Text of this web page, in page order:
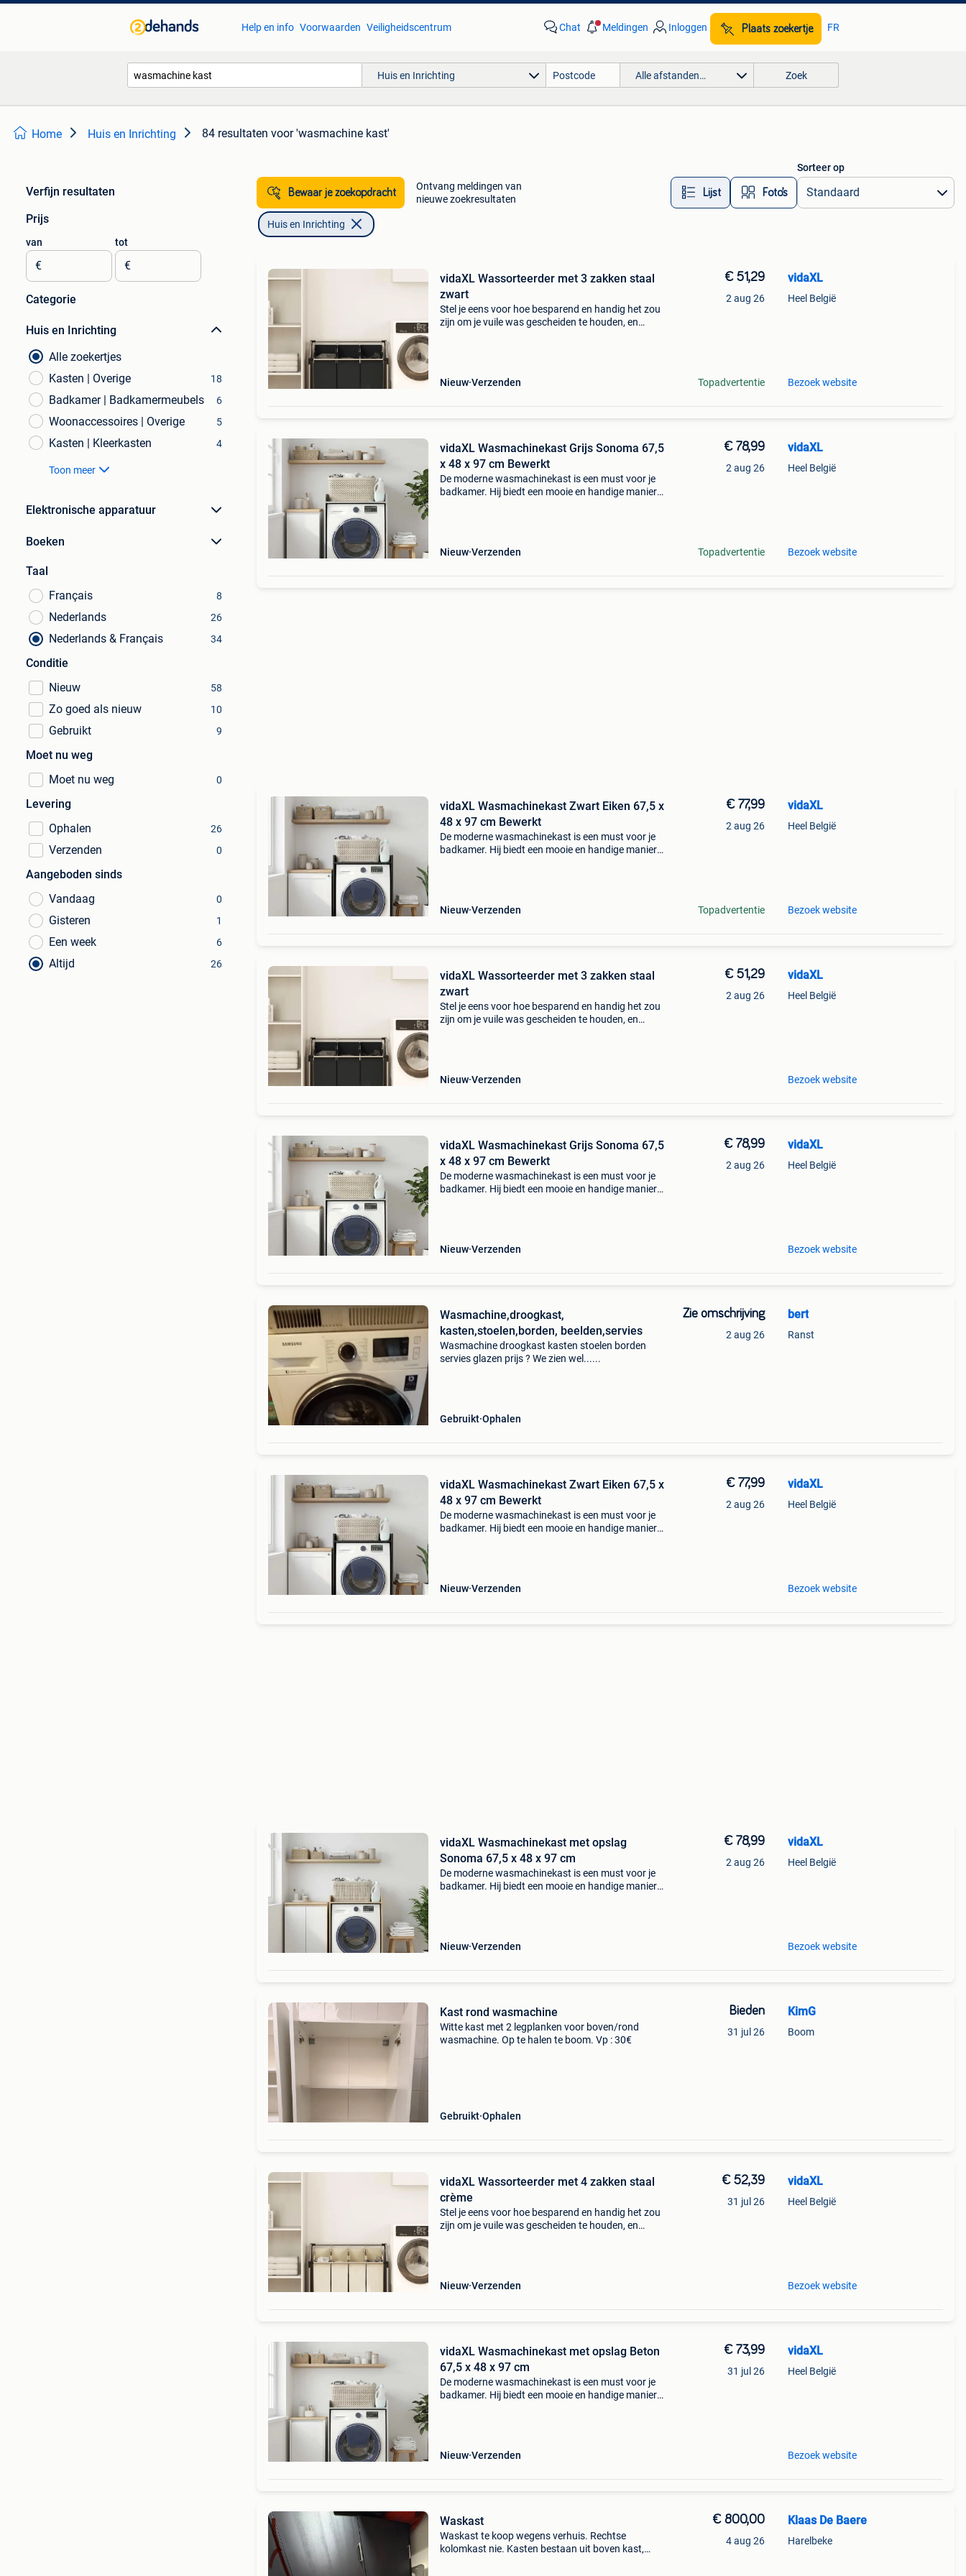
Help en info Voorwaarden Veiligheidscentrum Chat Meldingen Inloggen Plaats zoekertje FR
Huis en Inrichting Alle afstanden… Zoek
Home Huis en Inrichting 84 resultaten voor 'wasmachine kast'
Verfijn resultaten
Prijs
van
€
tot
€
Categorie
Huis en Inrichting
Alle zoekertjes
Kasten | Overige
18
Badkamer | Badkamermeubels 6
Woonaccessoires | Overige 5
Kasten | Kleerkasten 4
Toon meer
Elektronische apparatuur
Boeken
Taal
Français
8
Nederlands 26
Nederlands & Français 34
Conditie
Nieuw
58
Zo goed als nieuw 10
Gebruikt 9
Moet nu weg
Moet nu weg
0
Levering
Ophalen
26
Verzenden 0
Aangeboden sinds
Vandaag
0
Gisteren 1
Een week 6
Altijd 26
Bewaar je zoekopdracht
Ontvang meldingen van
nieuwe zoekresultaten
Lijst Foto’s
Sorteer op
Huis en Inrichting
vidaXL Wassorteerder met 3 zakken staal
zwart
Stel je eens voor hoe besparend en handig het zou
zijn om je vuile was gescheiden te houden, en
Nieuw Verzenden
€ 51,29
2 aug 26
Topadvertentie
vidaXL
Heel België
Bezoek website
vidaXL Wasmachinekast Grijs Sonoma 67,5
x 48 x 97 cm Bewerkt
De moderne wasmachinekast is een must voor je
badkamer. Hij biedt een mooie en handige manier
Nieuw Verzenden
€ 78,99
2 aug 26
Topadvertentie
vidaXL
Heel België
Bezoek website
vidaXL Wasmachinekast Zwart Eiken 67,5 x
48 x 97 cm Bewerkt
De moderne wasmachinekast is een must voor je
badkamer. Hij biedt een mooie en handige manier
Nieuw Verzenden
€ 77,99
2 aug 26
Topadvertentie
vidaXL
Heel België
Bezoek website
vidaXL Wassorteerder met 3 zakken staal
zwart
Stel je eens voor hoe besparend en handig het zou
zijn om je vuile was gescheiden te houden, en
Nieuw Verzenden
€ 51,29
2 aug 26
vidaXL
Heel België
Bezoek website
vidaXL Wasmachinekast Grijs Sonoma 67,5
x 48 x 97 cm Bewerkt
De moderne wasmachinekast is een must voor je
badkamer. Hij biedt een mooie en handige manier
Nieuw Verzenden
€ 78,99
2 aug 26
vidaXL
Heel België
Bezoek website
Wasmachine,droogkast,
kasten,stoelen,borden, beelden,servies
Wasmachine droogkast kasten stoelen borden
servies glazen prijs ? We zien wel......
Gebruikt Ophalen
Zie omschrijving
2 aug 26
bert
Ranst
vidaXL Wasmachinekast Zwart Eiken 67,5 x
48 x 97 cm Bewerkt
De moderne wasmachinekast is een must voor je
badkamer. Hij biedt een mooie en handige manier
Nieuw Verzenden
€ 77,99
2 aug 26
vidaXL
Heel België
Bezoek website
vidaXL Wasmachinekast met opslag
Sonoma 67,5 x 48 x 97 cm
De moderne wasmachinekast is een must voor je
badkamer. Hij biedt een mooie en handige manier
Nieuw Verzenden
€ 78,99
2 aug 26
vidaXL
Heel België
Bezoek website
Kast rond wasmachine
Witte kast met 2 legplanken voor boven/rond
wasmachine. Op te halen te boom. Vp : 30€
Gebruikt Ophalen
Bieden
31 jul 26
KimG
Boom
vidaXL Wassorteerder met 4 zakken staal
crème
Stel je eens voor hoe besparend en handig het zou
zijn om je vuile was gescheiden te houden, en
Nieuw Verzenden
€ 52,39
31 jul 26
vidaXL
Heel België
Bezoek website
vidaXL Wasmachinekast met opslag Beton
67,5 x 48 x 97 cm
De moderne wasmachinekast is een must voor je
badkamer. Hij biedt een mooie en handige manier
Nieuw Verzenden
€ 73,99
31 jul 26
vidaXL
Heel België
Bezoek website
Waskast
Waskast te koop wegens verhuis. Rechtse
kolomkast nie. Kasten bestaan uit boven kast,
€ 800,00
4 aug 26
Klaas De Baere
Harelbeke